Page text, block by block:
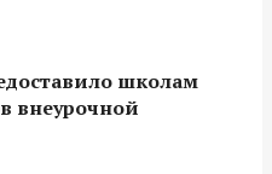
школам
внеурочной